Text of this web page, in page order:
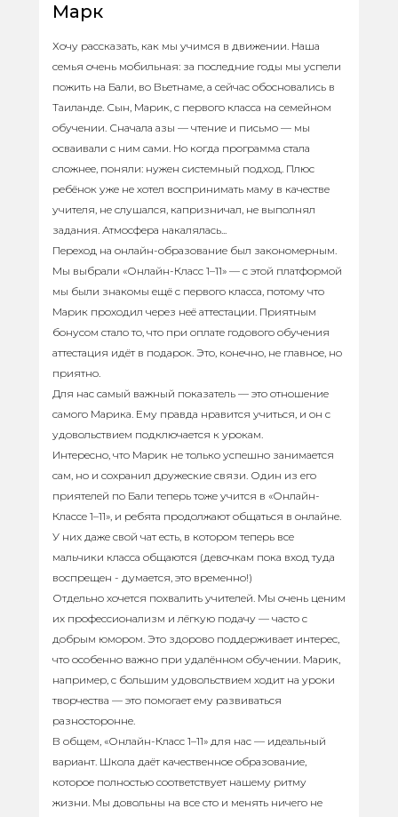
Марк
Хочу рассказать, как мы учимся в движении. Наша
семья очень мобильная: за последние годы мы успели
пожить на Бали, во Вьетнаме, а сейчас обосновались в
Таиланде. Сын, Марик, с первого класса на семейном
обучении. Сначала азы — чтение и письмо — мы
осваивали с ним сами. Но когда программа стала
сложнее, поняли: нужен системный подход. Плюс
ребёнок уже не хотел воспринимать маму в качестве
учителя, не слушался, капризничал, не выполнял
задания. Атмосфера накалялась...
Переход на онлайн-образование был закономерным.
Мы выбрали «Онлайн-Класс 1–11» — с этой платформой
мы были знакомы ещё с первого класса, потому что
Марик проходил через неё аттестации. Приятным
бонусом стало то, что при оплате годового обучения
аттестация идёт в подарок. Это, конечно, не главное, но
приятно.
Для нас самый важный показатель — это отношение
самого Марика. Ему правда нравится учиться, и он с
удовольствием подключается к урокам.
Интересно, что Марик не только успешно занимается
сам, но и сохранил дружеские связи. Один из его
приятелей по Бали теперь тоже учится в «Онлайн-
Классе 1–11», и ребята продолжают общаться в онлайне.
У них даже свой чат есть, в котором теперь все
мальчики класса общаются (девочкам пока вход туда
воспрещен - думается, это временно!)
Отдельно хочется похвалить учителей. Мы очень ценим
их профессионализм и лёгкую подачу — часто с
добрым юмором. Это здорово поддерживает интерес,
что особенно важно при удалённом обучении. Марик,
например, с большим удовольствием ходит на уроки
творчества — это помогает ему развиваться
разносторонне.
В общем, «Онлайн-Класс 1–11» для нас — идеальный
вариант. Школа даёт качественное образование,
которое полностью соответствует нашему ритму
жизни. Мы довольны на все сто и менять ничего не